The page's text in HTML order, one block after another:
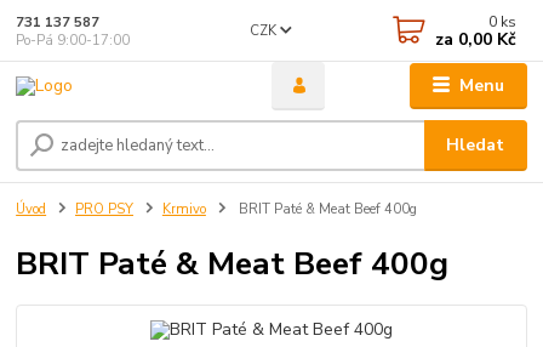
Menu
CZK
Hledat
731 137 587
Po-Pá 9:00-17:00
0 ks
za 0,00 Kč
Úvod PRO PSY Krmivo BRIT Paté & Meat Beef 400g
BRIT Paté & Meat Beef 400g